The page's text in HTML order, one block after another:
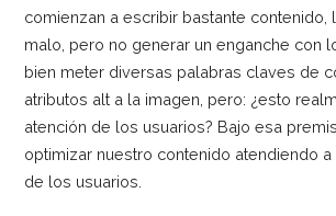
comienzan a escribir bastante contenido,
malo, pero no generar un enganche con
bien meter diversas palabras claves de
atributos alt a la imagen, pero: ¿esto
atención de los usuarios? Bajo esa
optimizar nuestro contenido atendiendo
de los usuarios.